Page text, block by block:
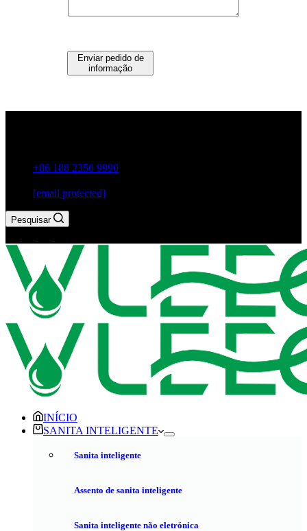
Enviar pedido de
informação
+86 188 2350 9990
[email protected]
Pesquisar
INÍCIO
SANITA INTELIGENTE
Sanita inteligente
Assento de sanita inteligente
Sanita inteligente não eletrónica